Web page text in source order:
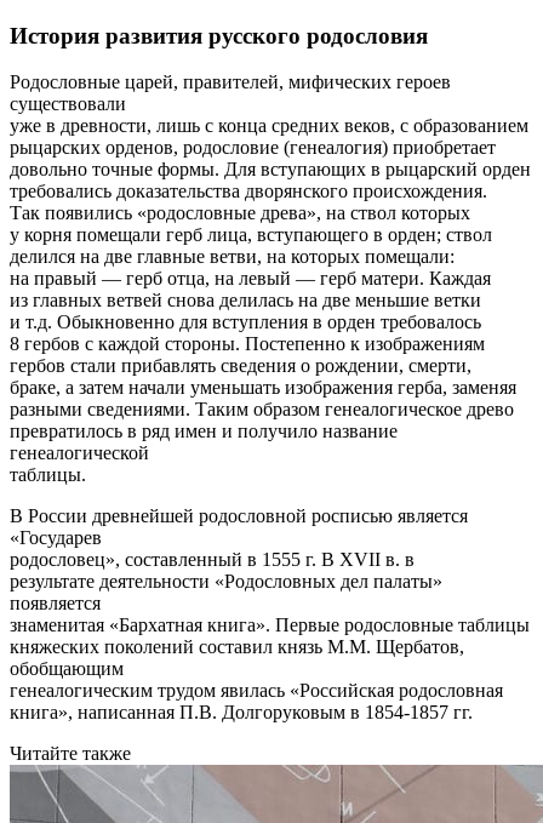
История развития русского родословия
Родословные царей, правителей, мифических героев
существовали
уже в древности, лишь с конца средних веков, с образованием
рыцарских орденов, родословие (генеалогия) приобретает
довольно точные формы. Для вступающих в рыцарский орден
требовались доказательства дворянского происхождения.
Так появились «родословные древа», на ствол которых
у корня помещали герб лица, вступающего в орден; ствол
делился на две главные ветви, на которых помещали:
на правый — герб отца, на левый — герб матери. Каждая
из главных ветвей снова делилась на две меньшие ветки
и т.д. Обыкновенно для вступления в орден требовалось
8 гербов с каждой стороны. Постепенно к изображениям
гербов стали прибавлять сведения о рождении, смерти,
браке, а затем начали уменьшать изображения герба, заменяя
разными сведениями. Таким образом генеалогическое древо
превратилось в ряд имен и получило название
генеалогической
таблицы.
В России древнейшей родословной росписью является
«Государев
родословец», составленный в 1555 г. В XVII в. в
результате деятельности «Родословных дел палаты»
появляется
знаменитая «Бархатная книга». Первые родословные таблицы
княжеских поколений составил князь М.М. Щербатов,
обобщающим
генеалогическим трудом явилась «Российская родословная
книга», написанная П.В. Долгоруковым в 1854-1857 гг.
Читайте также